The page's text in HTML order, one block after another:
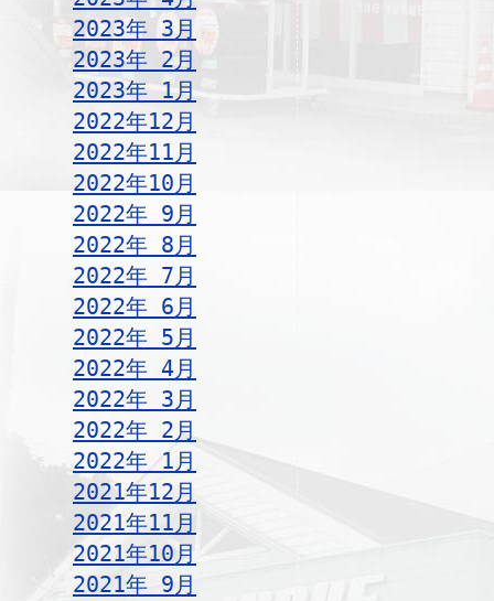
2023年 3月
2023年 2月
2023年 1月
2022年12月
2022年11月
2022年10月
2022年 9月
2022年 8月
2022年 7月
2022年 6月
2022年 5月
2022年 4月
2022年 3月
2022年 2月
2022年 1月
2021年12月
2021年11月
2021年10月
2021年 9月